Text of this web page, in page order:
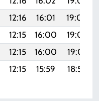
12:16 16:01 19:04
12:15 16:00 19:02
12:15 16:00 19:01
12:15 15:59 18:59